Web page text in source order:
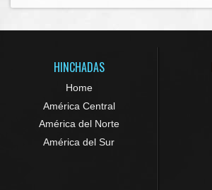
HINCHADAS
Home
América Central
América del Norte
América del Sur